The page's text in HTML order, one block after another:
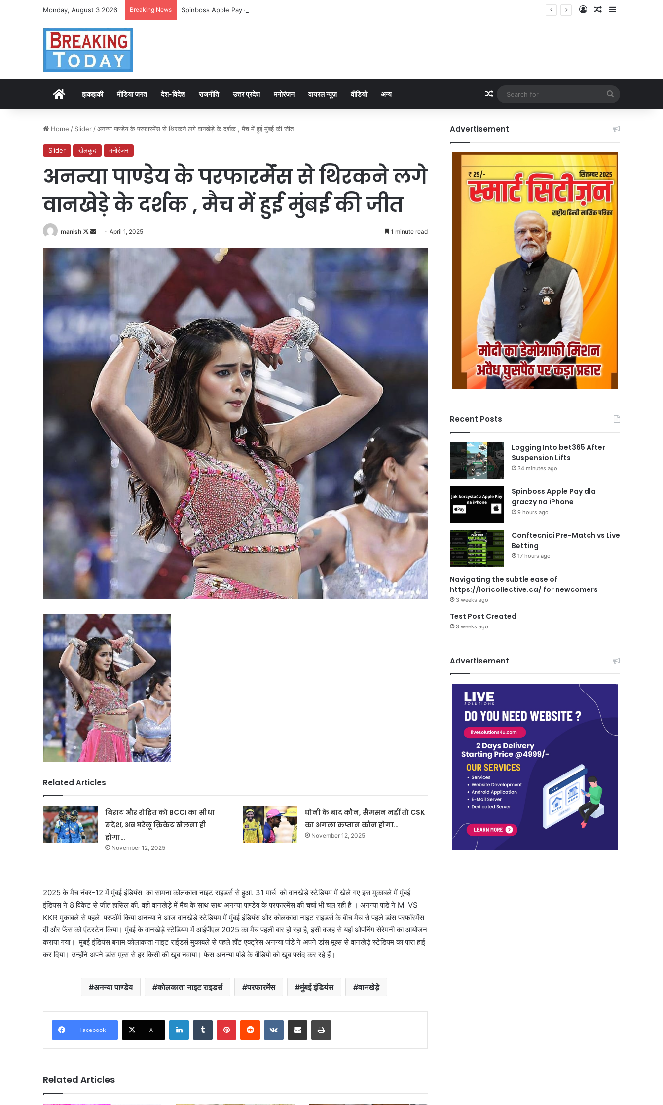
Monday, August 3 2026 Breaking News Spinboss Apple Pay dla graczy na iPhone Log InRandom Article
Sidebar
Homeझकझकी मीडिया जगत देश-विदेश राजनीति उत्तर प्रदेश मनोरंजन वायरल न्यूज़ वीडियो अन्य Random Article
for
Home / Slider /अनन्या पाण्डेय के परफारमेंंस से थिरकने लगे वानखेड़े के दर्शक , मैच में हुई मुंबई की जीत
Slider खेलकूद मनोरंजन
अनन्या पाण्डेय के परफारमेंंस से थिरकने लगे
वानखेड़े के दर्शक , मैच में हुई मुंबई की जीत
manish
Follow
Send April 1, 2025 1 minute read
Related Articles
विराट और रोहित को BCCI का सीधा
संदेश, अब घरेलू क्रिकेट खेलना ही
होगा…
November 12, 2025
धोनी के बाद कौन, सैमसन नहीं तो CSK
का अगला कप्तान कौन होगा…
November 12, 2025
2025 के मैच नंबर-12 में मुंबई इंडियंस का सामना कोलकाता नाइट राइडर्स से हुआ. 31 मार्च को वानखेड़े स्टेडियम में खेले गए इस मुकाबले में मुंबई
इंडियंस ने 8 विकेट से जीत हासिल की. वही वानखेड़े में मैच के साथ साथ अनन्या पाण्डेय के परफारमेंस की चर्चा भी चल रही है । अनन्या पांडे ने MI VS
KKR मुकाबले से पहले परफॉर्म किया अनन्या ने आज वानखेड़े स्टेडियम में मुंबई इंडियंस और कोलकाता नाइट राइडर्स के बीच मैच से पहले डांस परफॉरमेंस
दी और फेंस को एंटरटेन किया। मुंबई के वानखेड़े स्टेडियम में आईपीएल 2025 का मैच पहली बार हो रहा है, इसी वजह से यहां ओपनिंग सेरेमनी का आयोजन
कराया गया। मुंबई इंडियंस बनाम कोलाकाता नाइट राईडर्स मुकाबले से पहले हॉट एक्ट्रेस अनन्या पांडे ने अपने डांस मूव्स से वानखेड़े स्टेडियम का पारा हाई
कर दिया। उन्होंने अपने डांस मूव्स से हर किसी की खूब नवाया। फेस अनन्या पांडे के वीडियो को खूब पसंद कर रहे हैं।
अनन्या पाण्डेय कोलकाता नाइट राइडर्स परफारमेंंस मुंबई इंडियंस वानखेड़े
Facebook X
LinkedInTumblr PinterestReddit VKontakteShare via Email Print
Related Articles
Advertisement
Recent Posts
Logging Into bet365 After
Suspension Lifts
34 minutes ago
Spinboss Apple Pay dla
graczy na iPhone
9 hours ago
Conftecnici Pre-Match vs Live
Betting
17 hours ago
Navigating the subtle ease of
https://loricollective.ca/ for newcomers
3 weeks ago
Test Post Created
3 weeks ago
Advertisement